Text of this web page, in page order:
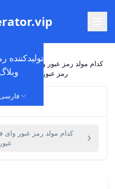
تولیدکننده
کدام مولد رمز عبور وای فای ایمن
رمز عبور قوی بهترین
کدام مولد رمز عبور وای